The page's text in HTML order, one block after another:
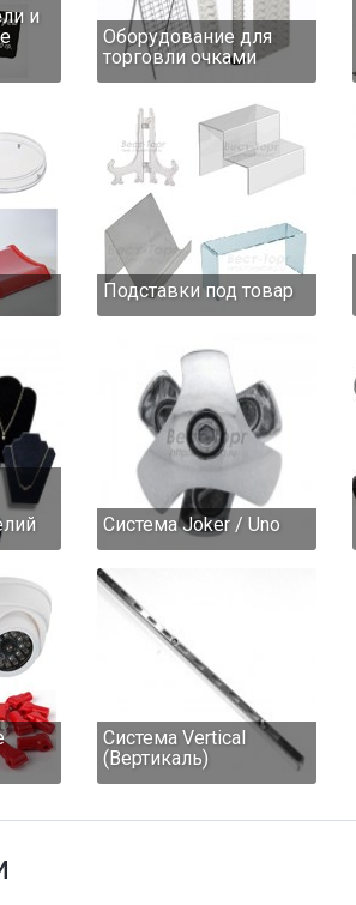
и
Оборудование для
торговли очками
Подставки под товар
Система Joker / Uno
Система Vertical
(Вертикаль)